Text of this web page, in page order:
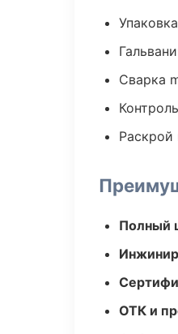
Сварка
Раскрой
Полный
ОТК и